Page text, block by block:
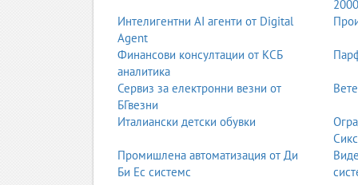
– основа за PET;
Бутадиен– основа за синтетичен каучук;
Акрилонитрил
Процеси на производство
Полимеризация
радикална полимеризация;
йонна полимеризация;
координационно-каталитична
поликондензация;
полиприсъединяване.
2000
Интелигентни AI агенти от Digital
Agent
Финансови консултации от КСБ
аналитика
Сервиз за електронни везни от
БГвезни
Италиански детски обувки
Сикс
Промишлена автоматизация от Ди
Би Ес системс